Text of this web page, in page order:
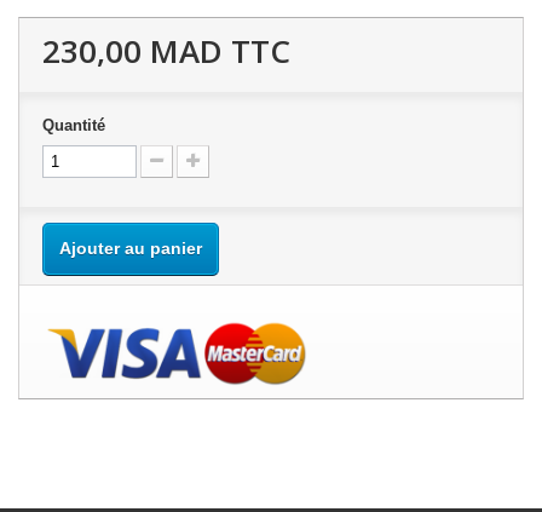
230,00 MAD TTC
Quantité
Ajouter au panier